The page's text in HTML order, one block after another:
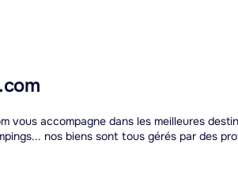
vous accompagne dans les meilleures
nos biens sont tous gérés par des